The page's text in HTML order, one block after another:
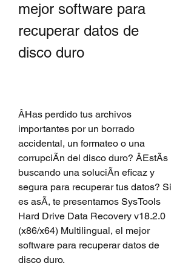
mejor software para
recuperar datos de
disco duro
ÂHas perdido tus archivos
importantes por un borrado
accidental, un formateo o una
corrupciÃn del disco duro? ÂEstÃs
buscando una soluciÃn eficaz y
segura para recuperar tus datos? Si
es asÃ, te presentamos SysTools
Hard Drive Data Recovery v18.2.0
(x86/x64) Multilingual, el mejor
software para recuperar datos de
disco duro.